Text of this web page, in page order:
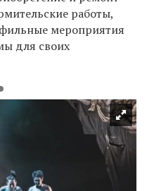
работы,
мероприятия
для своих